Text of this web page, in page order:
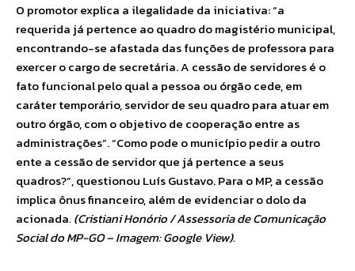
O promotor explica a ilegalidade da iniciativa: “a
requerida já pertence ao quadro do magistério municipal,
encontrando-se afastada das funções de professora para
exercer o cargo de secretária. A cessão de servidores é o
fato funcional pelo qual a pessoa ou órgão cede, em
caráter temporário, servidor de seu quadro para atuar em
outro órgão, com o objetivo de cooperação entre as
administrações”. “Como pode o município pedir a outro
ente a cessão de servidor que já pertence a seus
quadros?”, questionou Luís Gustavo. Para o MP, a cessão
implica ônus financeiro, além de evidenciar o dolo da
acionada. (Cristiani Honório / Assessoria de Comunicação
Social do MP-GO – Imagem: Google View).